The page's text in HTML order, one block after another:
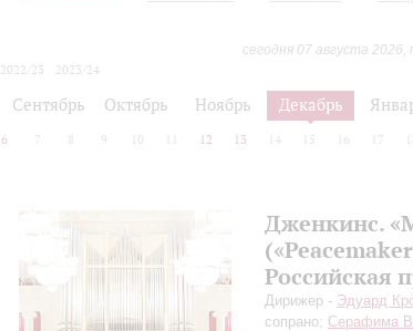
сегодня 07 августа 2026,
2022/23
2023/24
Сентябрь Октябрь Ноябрь Декабрь
6 7 8 9 10 12 13 14 15 16 17
Дженкинс.
Российская
Дирижер - Эдуард
сопрано; Серафима